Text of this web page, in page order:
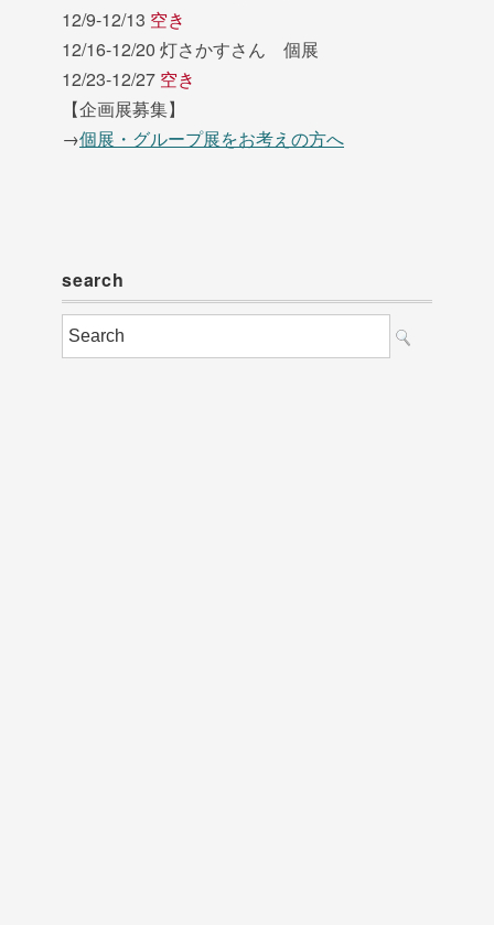
12/9-12/13 空き
12/16-12/20 灯さかすさん 個展
12/23-12/27 空き
【企画展募集】
→個展・グループ展をお考えの方へ
search